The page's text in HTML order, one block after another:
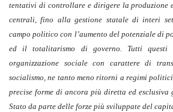
tentativi di controllare e dirigere la produzione
centrali, fino alla gestione statale di interi
campo politico con l’aumento del potenziale di
ed il totalitarismo di governo. Tutti
organizzazione sociale con carattere di
socialismo, ne tanto meno ritorni a regimi
precise forme di ancora più diretta ed esclusiva
Stato da parte delle forze più sviluppate del